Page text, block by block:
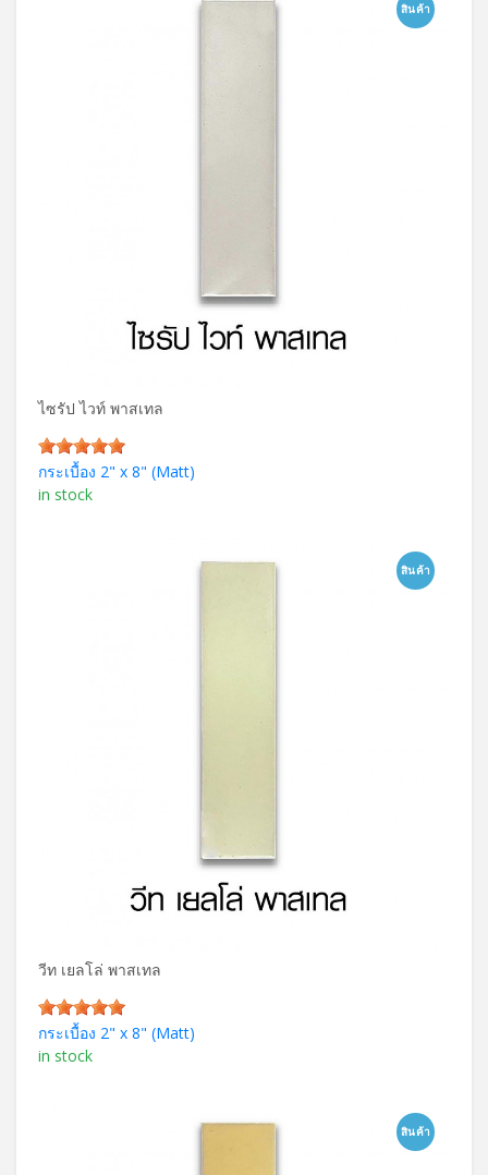
สินค้า
ไซรัป ไวท์ พาสเทล
กระเบื้อง 2" x 8" (Matt)
in stock
สินค้า
วีท เยลโล่ พาสเทล
กระเบื้อง 2" x 8" (Matt)
in stock
สินค้า